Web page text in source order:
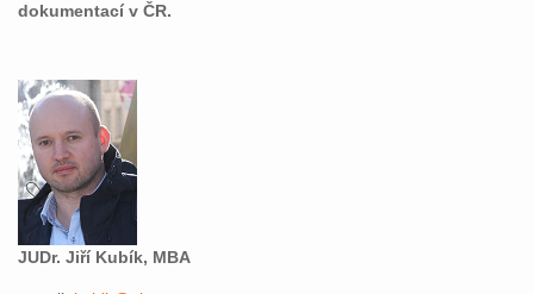
dokumentací v ČR.
JUDr. Jiří Kubík, MBA